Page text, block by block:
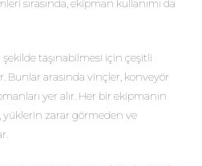
sırasında, ekipman kullanımı da
taşınabilmesi için çeşitli
Bunlar arasında vinçler, konveyör
yer alır. Her bir ekipmanın
yüklerin zarar görmeden ve